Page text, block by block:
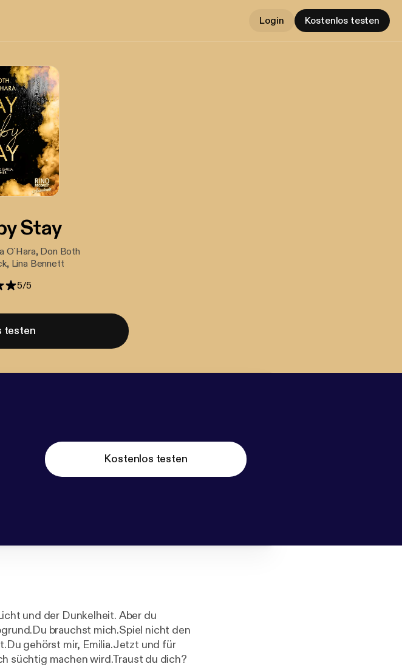
Login Kostenlos testen
Stay
O´Hara, Don Both
Lina Bennett
5/5
testen
Kostenlos testen
und der Dunkelheit. Aber du
brauchst mich.Spiel nicht den
gehörst mir, Emilia.Jetzt und für
süchtig machen wird.Traust du dich?